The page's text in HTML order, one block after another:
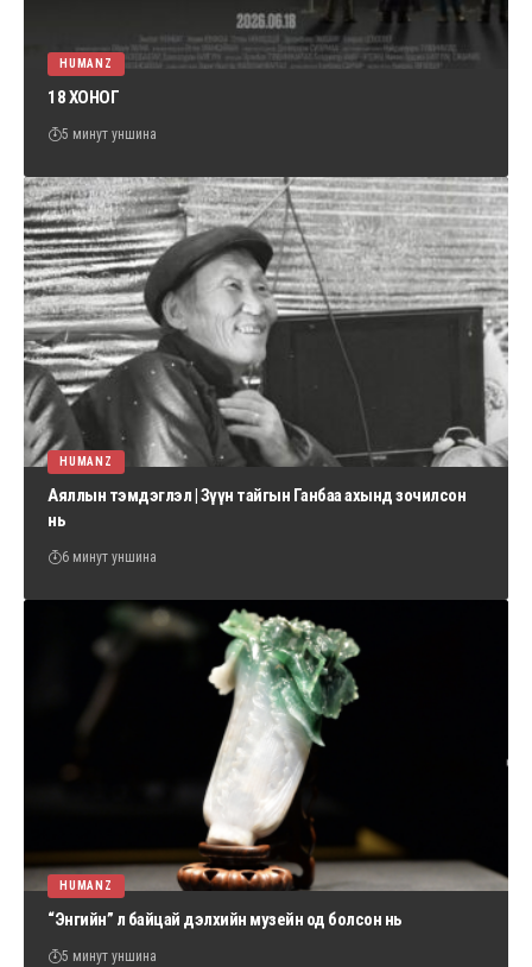
HUMANZ
18 ХОНОГ
5 минут уншина
HUMANZ
Аяллын тэмдэглэл | Зүүн тайгын Ганбаа ахынд зочилсон
нь
6 минут уншина
HUMANZ
“Энгийн” л байцай дэлхийн музейн од болсон нь
5 минут уншина